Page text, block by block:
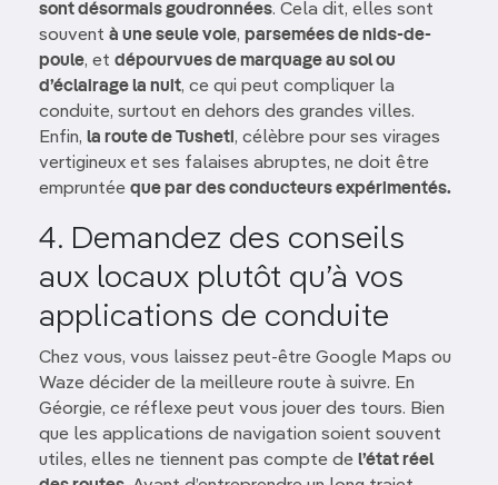
sont désormais goudronnées. Cela dit, elles sont
souvent à une seule voie, parsemées de nids-de-
poule, et dépourvues de marquage au sol ou
d’éclairage la nuit, ce qui peut compliquer la
conduite, surtout en dehors des grandes villes.
Enfin, la route de Tusheti, célèbre pour ses virages
vertigineux et ses falaises abruptes, ne doit être
empruntée que par des conducteurs expérimentés.
4. Demandez des conseils
aux locaux plutôt qu’à vos
applications de conduite
Chez vous, vous laissez peut-être Google Maps ou
Waze décider de la meilleure route à suivre. En
Géorgie, ce réflexe peut vous jouer des tours. Bien
que les applications de navigation soient souvent
utiles, elles ne tiennent pas compte de l’état réel